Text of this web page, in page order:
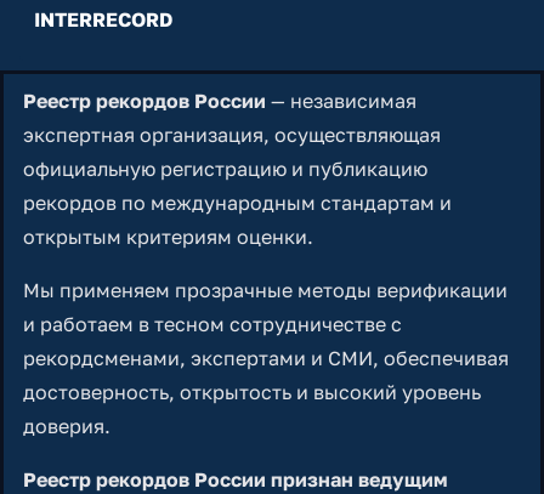
INTERRECORD
Реестр рекордов России — независимая
экспертная организация, осуществляющая
официальную регистрацию и публикацию
рекордов по международным стандартам и
открытым критериям оценки.
Мы применяем прозрачные методы верификации
и работаем в тесном сотрудничестве с
рекордсменами, экспертами и СМИ, обеспечивая
достоверность, открытость и высокий уровень
доверия.
Реестр рекордов России признан ведущим